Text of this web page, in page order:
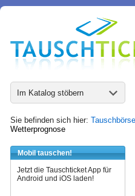
Im Katalog stöbern
Sie befinden sich hier: Tauschbörse
Wetterprognose
Mobil tauschen!
Jetzt die Tauschticket App für
Android und iOS laden!